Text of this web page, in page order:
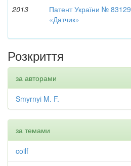
2013
Патент України № 83129
«Датчик»
Розкриття
за авторами
Smyrnyi M. F.
за темами
coilf